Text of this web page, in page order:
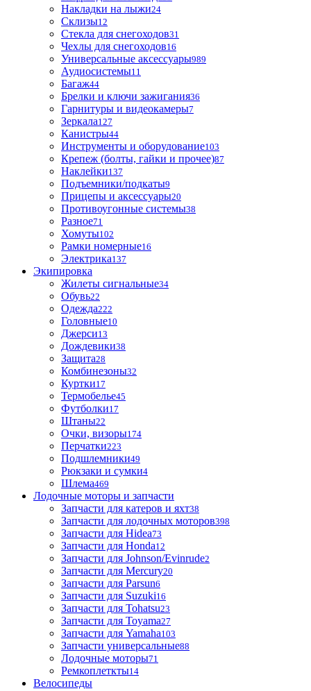
Накладки на лыжи24
Склизы12
Стекла для снегоходов31
Чехлы для снегоходов16
Универсальные аксессуары989
Аудиосистемы11
Багаж44
Брелки и ключи зажигания36
Гарнитуры и видеокамеры7
Зеркала127
Канистры44
Инструменты и оборудование103
Крепеж (болты, гайки и прочее)87
Наклейки137
Подъемники/подкаты9
Прицепы и аксессуары20
Противоугонные системы38
Разное71
Хомуты102
Рамки номерные16
Электрика137
Экипировка
Жилеты сигнальные34
Обувь22
Одежда222
Головные10
Джерси13
Дождевики38
Защита28
Комбинезоны32
Куртки17
Термобелье45
Футболки17
Штаны22
Очки, визоры174
Перчатки223
Подшлемники49
Рюкзаки и сумки4
Шлема469
Лодочные моторы и запчасти
Запчасти для катеров и яхт38
Запчасти для лодочных моторов398
Запчасти для Hidea73
Запчасти для Honda12
Запчасти для Johnson/Evinrude2
Запчасти для Mercury20
Запчасти для Parsun6
Запчасти для Suzuki16
Запчасти для Tohatsu23
Запчасти для Toyama27
Запчасти для Yamaha103
Запчасти универсальные88
Лодочные моторы71
Ремкоплеткты14
Велосипеды